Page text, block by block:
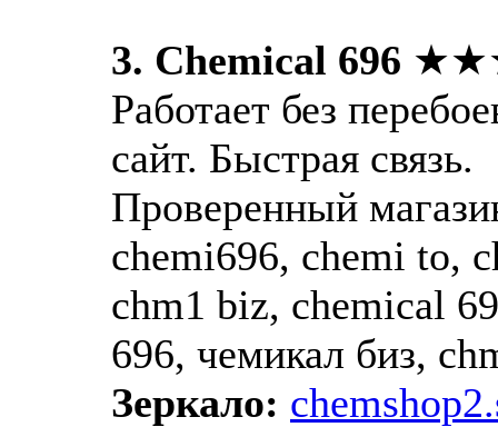
3. Chemical 696
Работает без
сайт. Быстрая связь.
Проверенный
chemi696, chemi to,
chm1 biz, chemical
696, чемикал биз,
Зеркало: